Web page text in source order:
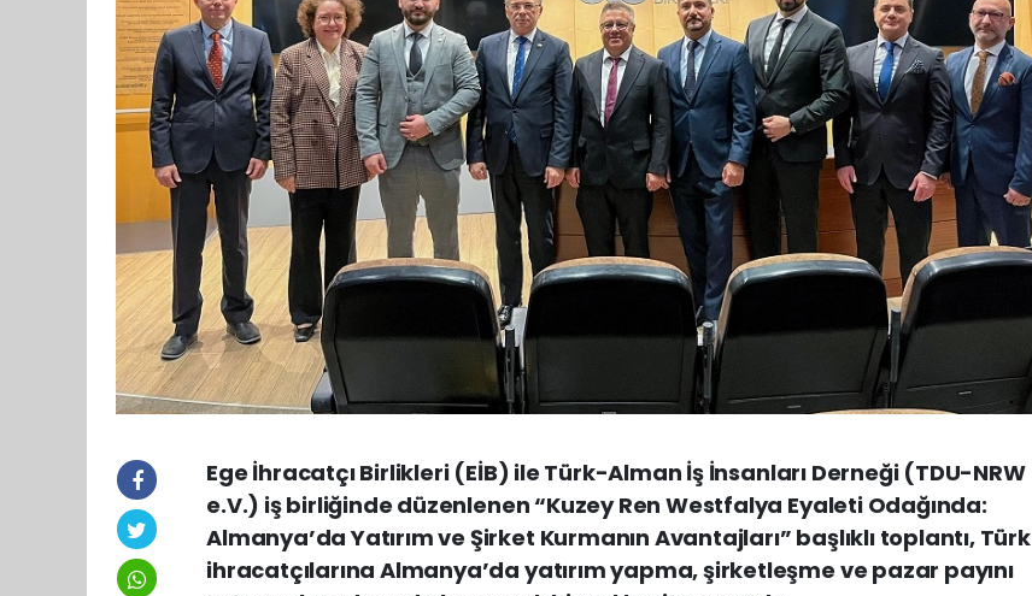
Ege İhracatçı Birlikleri (EİB) ile Türk-Alman İş İnsanları Derneği (TDU-NRW
e.V.) iş birliğinde düzenlenen “Kuzey Ren Westfalya Eyaleti Odağında:
Almanya’da Yatırım ve Şirket Kurmanın Avantajları” başlıklı toplantı, Türk
ihracatçılarına Almanya’da yatırım yapma, şirketleşme ve pazar payını